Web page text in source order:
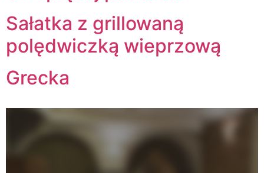
Sałatka z grillowaną
polędwiczką wieprzową
Grecka